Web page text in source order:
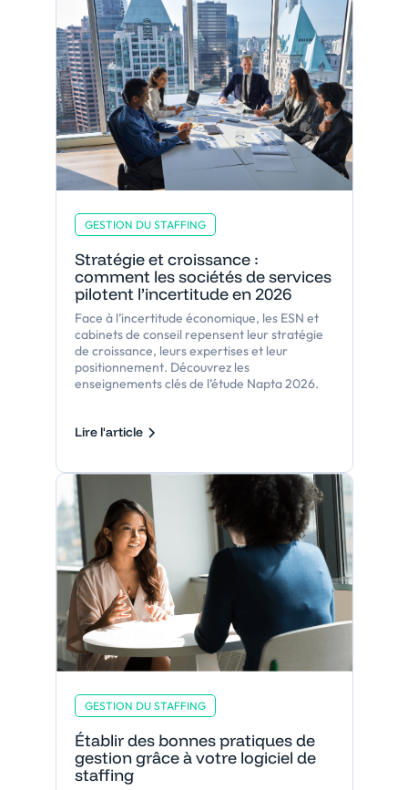
GESTION DU STAFFING
Stratégie et croissance :
comment les sociétés de services
pilotent l’incertitude en 2026
Face à l’incertitude économique, les ESN et
cabinets de conseil repensent leur stratégie
de croissance, leurs expertises et leur
positionnement. Découvrez les
enseignements clés de l’étude Napta 2026.
Lire l'article
GESTION DU STAFFING
Établir des bonnes pratiques de
gestion grâce à votre logiciel de
staffing